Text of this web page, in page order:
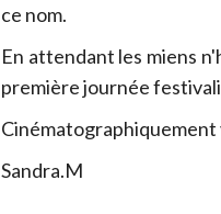
ce nom.
En attendant les miens
première journée
Sandra.M